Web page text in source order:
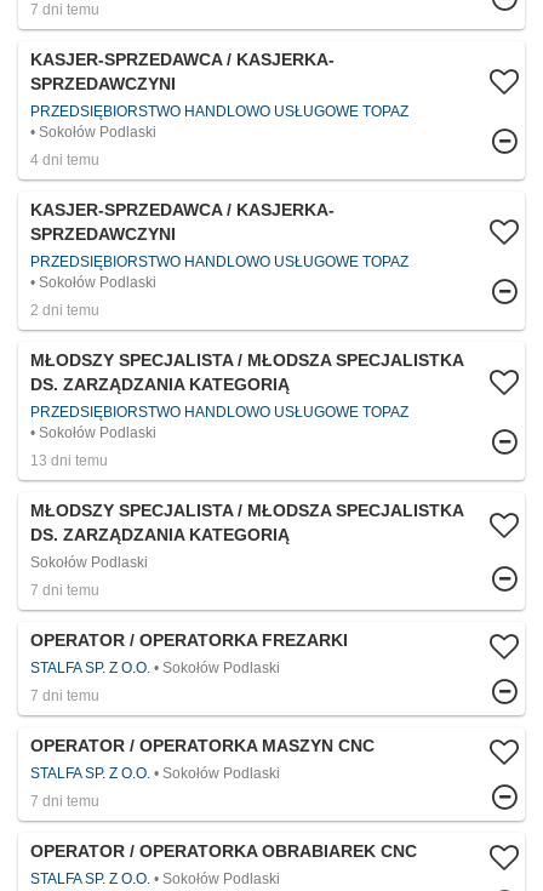
7 dni temu
KASJER-SPRZEDAWCA / KASJERKA-
SPRZEDAWCZYNI
PRZEDSIĘBIORSTWO HANDLOWO USŁUGOWE TOPAZ
Sokołów Podlaski
4 dni temu
KASJER-SPRZEDAWCA / KASJERKA-
SPRZEDAWCZYNI
PRZEDSIĘBIORSTWO HANDLOWO USŁUGOWE TOPAZ
Sokołów Podlaski
2 dni temu
MŁODSZY SPECJALISTA / MŁODSZA SPECJALISTKA
DS. ZARZĄDZANIA KATEGORIĄ
PRZEDSIĘBIORSTWO HANDLOWO USŁUGOWE TOPAZ
Sokołów Podlaski
13 dni temu
MŁODSZY SPECJALISTA / MŁODSZA SPECJALISTKA
DS. ZARZĄDZANIA KATEGORIĄ
Sokołów Podlaski
7 dni temu
OPERATOR / OPERATORKA FREZARKI
STALFA SP. Z O.O.
Sokołów Podlaski
7 dni temu
OPERATOR / OPERATORKA MASZYN CNC
STALFA SP. Z O.O.
Sokołów Podlaski
7 dni temu
OPERATOR / OPERATORKA OBRABIAREK CNC
STALFA SP. Z O.O. Sokołów Podlaski